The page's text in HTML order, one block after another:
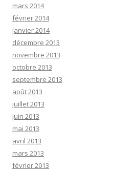
mars 2014
février 2014
janvier 2014
décembre 2013
novembre 2013
octobre 2013
septembre 2013
août 2013
juillet 2013
juin 2013
mai 2013
avril 2013
mars 2013
février 2013